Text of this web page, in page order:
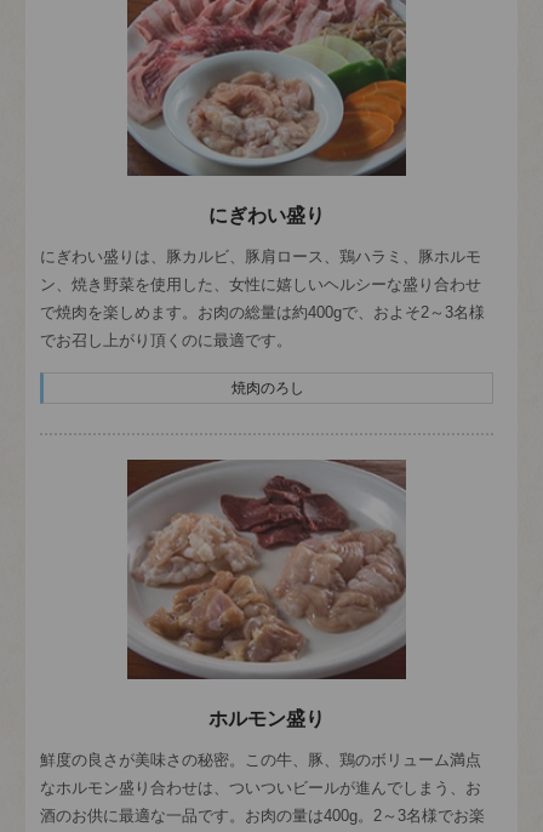
にぎわい盛り
にぎわい盛りは、豚カルビ、豚肩ロース、鶏ハラミ、豚ホルモ
ン、焼き野菜を使用した、女性に嬉しいヘルシーな盛り合わせ
で焼肉を楽しめます。お肉の総量は約400gで、およそ2～3名様
でお召し上がり頂くのに最適です。
焼肉のろし
ホルモン盛り
鮮度の良さが美味さの秘密。この牛、豚、鶏のボリューム満点
なホルモン盛り合わせは、ついついビールが進んでしまう、お
酒のお供に最適な一品です。お肉の量は400g。2～3名様でお楽